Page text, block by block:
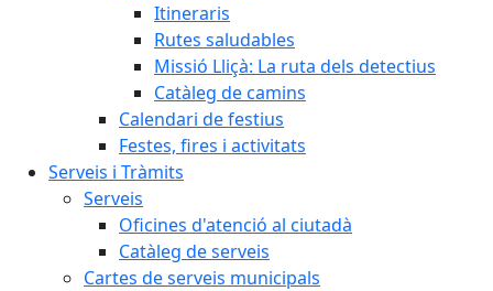
Itineraris
Rutes saludables
Missió Lliçà: La ruta dels detectius
Catàleg de camins
Calendari de festius
Festes, fires i activitats
Serveis i Tràmits
Serveis
Oficines d'atenció al ciutadà
Catàleg de serveis
Cartes de serveis municipals